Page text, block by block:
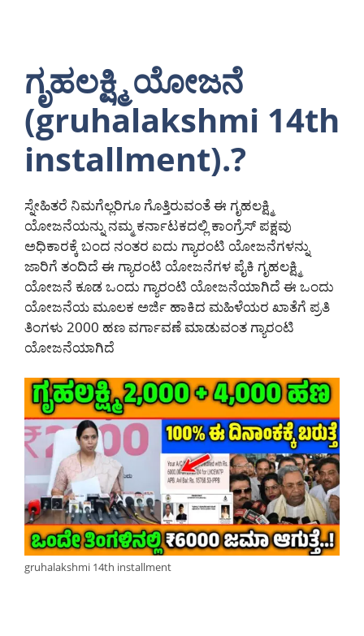
ಗೃಹಲಕ್ಷ್ಮಿ ಯೋಜನೆ
(gruhalakshmi 14th
installment).?
ಸ್ನೇಹಿತರೆ ನಿಮಗೆಲ್ಲರಿಗೂ ಗೊತ್ತಿರುವಂತೆ ಈ ಗೃಹಲಕ್ಷ್ಮಿ
ಯೋಜನೆಯನ್ನು ನಮ್ಮ ಕರ್ನಾಟಕದಲ್ಲಿ ಕಾಂಗ್ರೆಸ್ ಪಕ್ಷವು
ಅಧಿಕಾರಕ್ಕೆ ಬಂದ ನಂತರ ಐದು ಗ್ಯಾರಂಟಿ ಯೋಜನೆಗಳನ್ನು
ಜಾರಿಗೆ ತಂದಿದೆ ಈ ಗ್ಯಾರಂಟಿ ಯೋಜನೆಗಳ ಪೈಕಿ ಗೃಹಲಕ್ಷ್ಮಿ
ಯೋಜನೆ ಕೂಡ ಒಂದು ಗ್ಯಾರಂಟಿ ಯೋಜನೆಯಾಗಿದೆ ಈ ಒಂದು
ಯೋಜನೆಯ ಮೂಲಕ ಅರ್ಜಿ ಹಾಕಿದ ಮಹಿಳೆಯರ ಖಾತೆಗೆ ಪ್ರತಿ
ತಿಂಗಳು 2000 ಹಣ ವರ್ಗಾವಣೆ ಮಾಡುವಂತ ಗ್ಯಾರಂಟಿ
ಯೋಜನೆಯಾಗಿದೆ
gruhalakshmi 14th installment